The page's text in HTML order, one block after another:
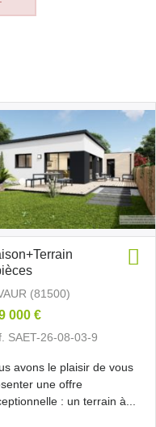
(81500)
000 €
SAET-26-08-03-9
avons le plaisir de vous
une offre
: un terrain à...